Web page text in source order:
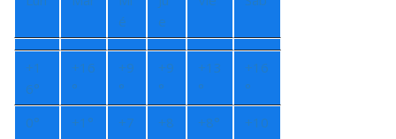
é
e
+1
6°
+16
°
+9
°
+9
°
+13
°
+16
°
0°
+1° +7
+8
+8° +10